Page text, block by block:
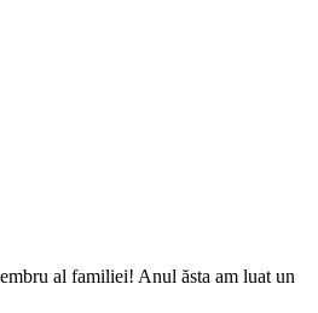
al familiei! Anul ăsta am luat un